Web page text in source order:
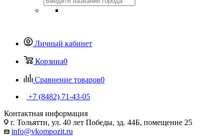
Личный кабинет
Корзина0
Сравнение товаров0
+7 (8482) 71-43-05
Контактная информация
г. Тольятти, ул. 40 лет Победы, зд. 44Б, помещение 25
info@vkompozit.ru